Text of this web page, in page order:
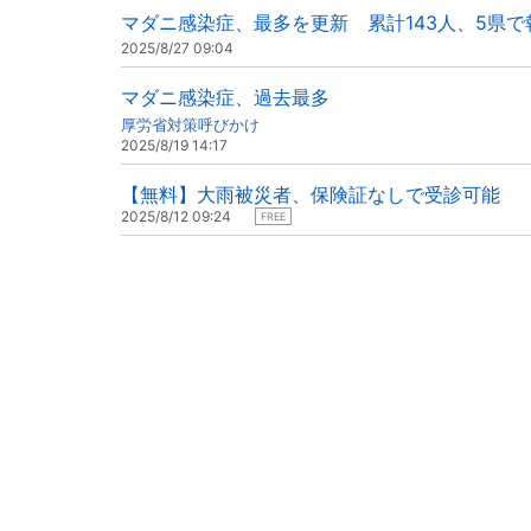
マダニ感染症、最多を更新 累計143人、5県で
2025/8/27 09:04
マダニ感染症、過去最多
厚労省対策呼びかけ
2025/8/19 14:17
【無料】大雨被災者、保険証なしで受診可能
2025/8/12 09:24 FREE